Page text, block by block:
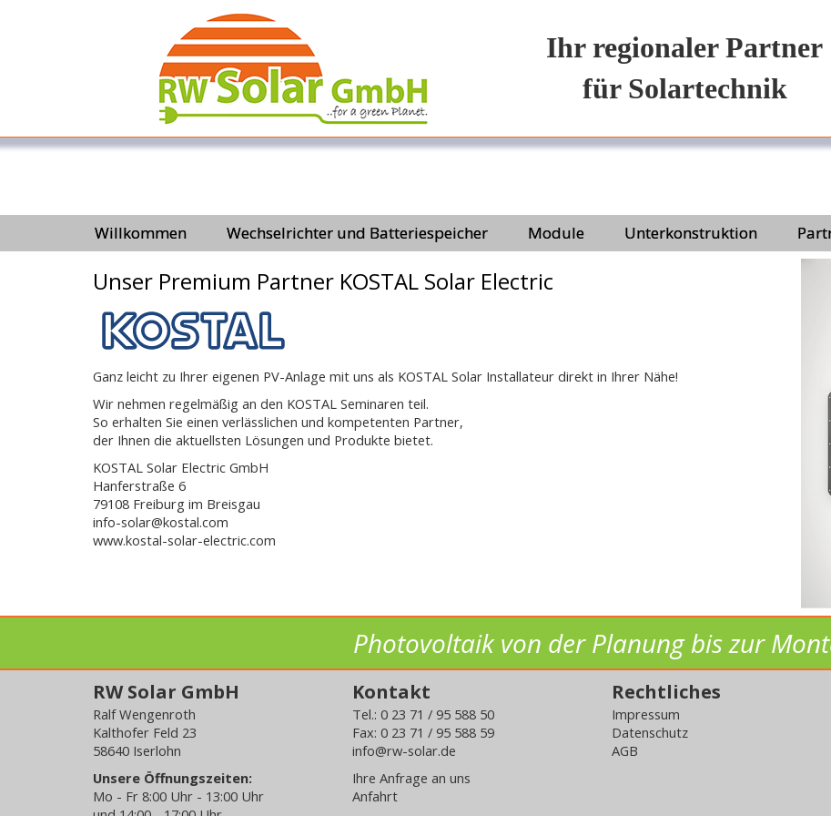
Ihr regionaler Partner
für Solartechnik
Willkommen Wechselrichter und Batteriespeicher Module Unterkonstruktion
Unser Premium Partner KOSTAL Solar Electric
Ganz leicht zu Ihrer eigenen PV-Anlage mit uns als KOSTAL Solar Installateur direkt in Ihrer Nähe!
Wir nehmen regelmäßig an den KOSTAL Seminaren teil.
So erhalten Sie einen verlässlichen und kompetenten Partner,
der Ihnen die aktuellsten Lösungen und Produkte bietet.
KOSTAL Solar Electric GmbH
Hanferstraße 6
79108 Freiburg im Breisgau
info-solar@kostal.com
www.kostal-solar-electric.com
Photovoltaik von der Planung bis zur
RW Solar GmbH
Ralf Wengenroth
Kalthofer Feld 23
58640 Iserlohn
Unsere Öffnungszeiten:
Mo - Fr 8:00 Uhr - 13:00 Uhr
Kontakt
Tel.: 0 23 71 / 95 588 50
Fax: 0 23 71 / 95 588 59
info@rw-solar.de
Ihre Anfrage an uns
Anfahrt
Rechtliches
Impressum
Datenschutz
AGB